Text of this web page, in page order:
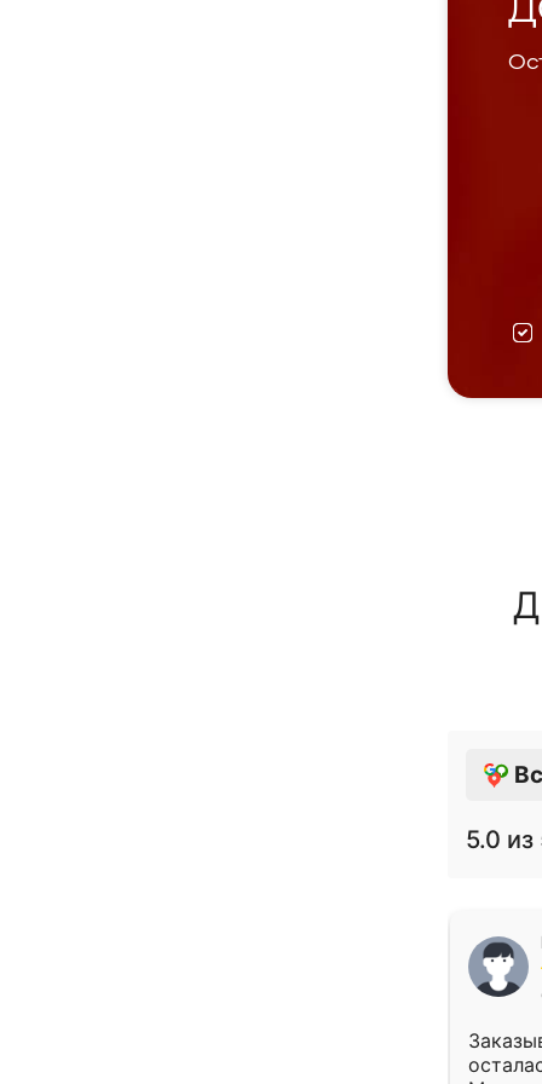
5.0 из